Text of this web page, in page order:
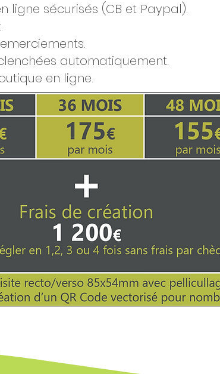
ligne sécurisés (CB et Paypal).
automatiquement.
en ligne.